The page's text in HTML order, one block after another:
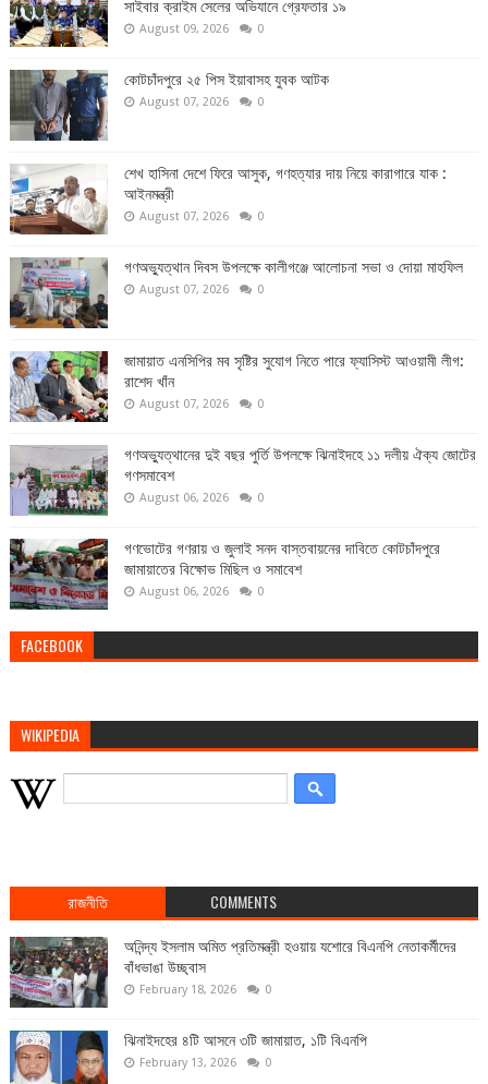
সাইবার ক্রাইম সেলের অভিযানে গ্রেফতার ১৯
August 09, 2026 0
কোটচাঁদপুরে ২৫ পিস ইয়াবাসহ যুবক আটক
August 07, 2026 0
শেখ হাসিনা দেশে ফিরে আসুক, গণহত্যার দায় নিয়ে কারাগারে যাক :
আইনমন্ত্রী
August 07, 2026 0
গণঅভ্যুত্থান দিবস উপলক্ষে কালীগঞ্জে আলোচনা সভা ও দোয়া মাহফিল
August 07, 2026 0
জামায়াত এনসিপির মব সৃষ্টির সুযোগ নিতে পারে ফ্যাসিস্ট আওয়ামী লীগ:
রাশেদ খাঁন
August 07, 2026 0
গণঅভ্যুত্থানের দুই বছর পুর্তি উপলক্ষে ঝিনাইদহে ১১ দলীয় ঐক্য জোটের
গণসমাবেশ
August 06, 2026 0
গণভোটের গণরায় ও জুলাই সনদ বাস্তবায়নের দাবিতে কোটচাঁদপুরে
জামায়াতের বিক্ষোভ মিছিল ও সমাবেশ
August 06, 2026 0
FACEBOOK
WIKIPEDIA
রাজনীতি COMMENTS
অনিন্দ্য ইসলাম অমিত প্রতিমন্ত্রী হওয়ায় যশোরে বিএনপি নেতাকর্মীদের
বাঁধভাঙা উচ্ছ্বাস
February 18, 2026 0
ঝিনাইদহের ৪টি আসনে ৩টি জামায়াত, ১টি বিএনপি
February 13, 2026 0